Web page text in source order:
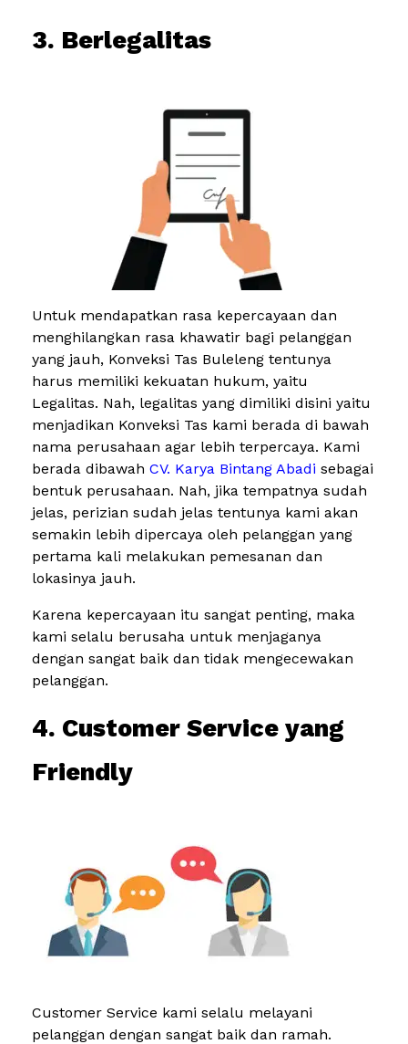
3. Berlegalitas
Untuk mendapatkan rasa kepercayaan dan
menghilangkan rasa khawatir bagi pelanggan
yang jauh, Konveksi Tas Buleleng tentunya
harus memiliki kekuatan hukum, yaitu
Legalitas. Nah, legalitas yang dimiliki disini yaitu
menjadikan Konveksi Tas kami berada di bawah
nama perusahaan agar lebih terpercaya. Kami
berada dibawah CV. Karya Bintang Abadi sebagai
bentuk perusahaan. Nah, jika tempatnya sudah
jelas, perizian sudah jelas tentunya kami akan
semakin lebih dipercaya oleh pelanggan yang
pertama kali melakukan pemesanan dan
lokasinya jauh.
Karena kepercayaan itu sangat penting, maka
kami selalu berusaha untuk menjaganya
dengan sangat baik dan tidak mengecewakan
pelanggan.
4. Customer Service yang
Friendly
Customer Service kami selalu melayani
pelanggan dengan sangat baik dan ramah.